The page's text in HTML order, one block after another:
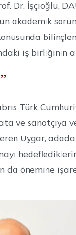
Dr. İşçioğlu,
akademik
iş birliğinin
Türk
ve
Uygar,
da önemine